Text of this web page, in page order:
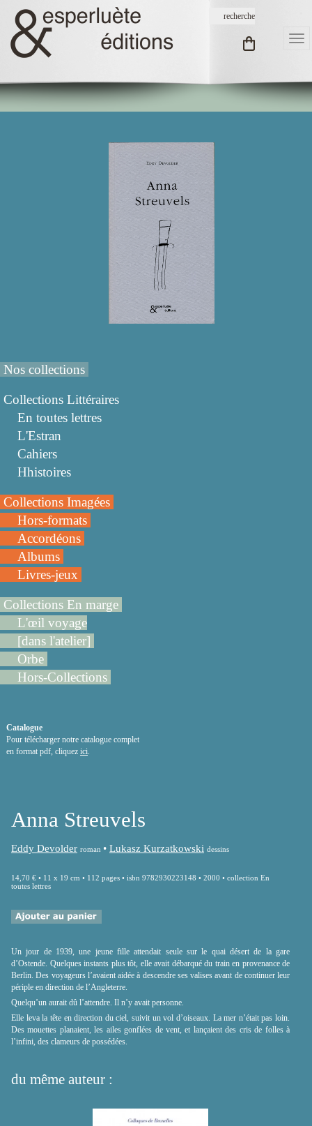
Nos collections
Collections Littéraires
En toutes lettres
L'Estran
Cahiers
Hhistoires
Collections Imagées
Hors-formats
Accordéons
Albums
Livres-jeux
Collections En marge
L'œil voyage
[dans l'atelier]
Orbe
Hors-Collections
Catalogue
Pour télécharger notre catalogue complet
en format pdf, cliquez ici
Anna Streuvels
Eddy Devolder roman • Lukasz Kurzatkowski dessins
14,70 € • 11 x 19 cm • 112 pages • isbn 9782930223148 • 2000 • collection En
toutes lettres
Un jour de 1939, une jeune fille attendait seule sur le quai désert de la gare
d’Ostende. Quelques instants plus tôt, elle avait débarqué du train en provenance de
Berlin. Des voyageurs l’avaient aidée à descendre ses valises avant de continuer leur
périple en direction de l’Angleterre.
Quelqu’un aurait dû l’attendre. Il n’y avait personne.
Elle leva la tête en direction du ciel, suivit un vol d’oiseaux. La mer n’était pas loin.
Des mouettes planaient, les ailes gonflées de vent, et lançaient des cris de folles à
l’infini, des clameurs de possédées.
du même auteur :